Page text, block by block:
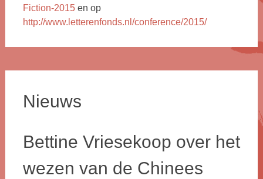
Fiction-2015en op
http://www.letterenfonds.nl/conference/2015/
Nieuws
Bettine Vriesekoop over het
wezen van de Chinees